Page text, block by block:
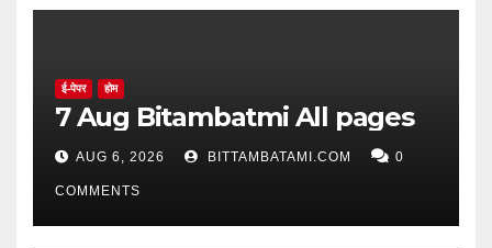
ई-पेपर होम
7 Aug Bitambatmi All pages
AUG 6, 2026 BITTAMBATAMI.COM 0
COMMENTS